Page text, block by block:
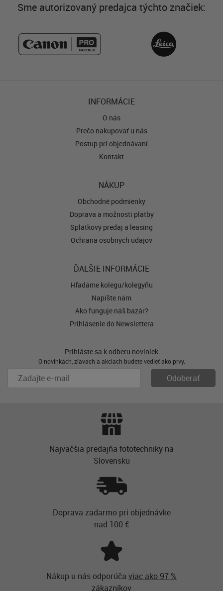
Sme autorizovaný predajca týchto značiek:
INFORMÁCIE
O nás
Prečo nakupovať u nás
Postup pri objednávaní
Kontakt
NÁKUP
Obchodné podmienky
Doprava a možnosti platby
Splátkový predaj a leasing
Ochrana osobných údajov
ĎALŠIE INFORMÁCIE
Hľadáme kolegu/kolegyňu
Napíšte nám
Ako funguje náš bazár?
Prihlásenie do Newslettera
Prihláste sa k odberu noviniek
O novinkách, zľavách a akciách budete vedieť ako prvý.
Najvačšia predajňa fototechniky na
Slovensku
Doprava zadarmo pri objednávke
nad 100 €
Nákup u nás odporúča viac ako 97 %
zákazníkov